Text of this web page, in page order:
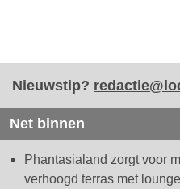
Nieuwstip?
Net binnen
Phantasialand zorgt voor
verhoogd terras met